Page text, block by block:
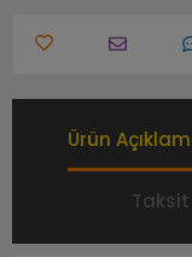
Ürün
Taksit